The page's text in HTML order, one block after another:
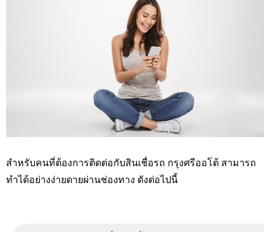
สำหรับคนที่ต้องการติดต่อกับสินเชื่อรถ กรุงศรีออโต้ สามารถ
ทำได้อย่างง่ายดายผ่านช่องทาง ดังต่อไปนี้